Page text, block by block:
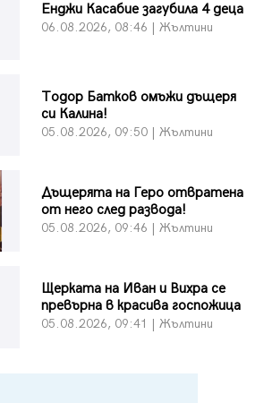
Енджи Касабие загубила 4 деца
06.08.2026, 08:46 | Жълтини
Тодор Батков омъжи дъщеря
си Калина!
05.08.2026, 09:50 | Жълтини
Дъщерята на Геро отвратена
от него след развода!
05.08.2026, 09:46 | Жълтини
Щерката на Иван и Вихра се
превърна в красива госпожица
05.08.2026, 09:41 | Жълтини